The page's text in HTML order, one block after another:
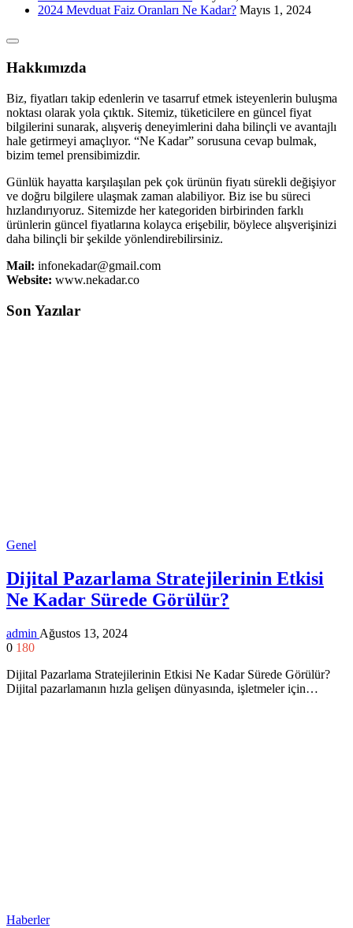
2024 Mevduat Faiz Oranları Ne Kadar? Mayıs 1, 2024
Hakkımızda
Biz, fiyatları takip edenlerin ve tasarruf etmek isteyenlerin buluşma
noktası olarak yola çıktık. Sitemiz, tüketicilere en güncel fiyat
bilgilerini sunarak, alışveriş deneyimlerini daha bilinçli ve avantajlı
hale getirmeyi amaçlıyor. “Ne Kadar” sorusuna cevap bulmak,
bizim temel prensibimizdir.
Günlük hayatta karşılaşılan pek çok ürünün fiyatı sürekli değişiyor
ve doğru bilgilere ulaşmak zaman alabiliyor. Biz ise bu süreci
hızlandırıyoruz. Sitemizde her kategoriden birbirinden farklı
ürünlerin güncel fiyatlarına kolayca erişebilir, böylece alışverişinizi
daha bilinçli bir şekilde yönlendirebilirsiniz.
Mail: infonekadar@gmail.com
Website: www.nekadar.co
Son Yazılar
Genel
Dijital Pazarlama Stratejilerinin Etkisi
Ne Kadar Sürede Görülür?
admin Ağustos 13, 2024
0 180
Dijital Pazarlama Stratejilerinin Etkisi Ne Kadar Sürede Görülür?
Dijital pazarlamanın hızla gelişen dünyasında, işletmeler için…
Haberler